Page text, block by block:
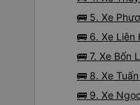
🚌 5. Xe
🚌 6. Xe Liên
🚌 7. Xe Bốn
🚌 8. Xe
🚌 9. Xe